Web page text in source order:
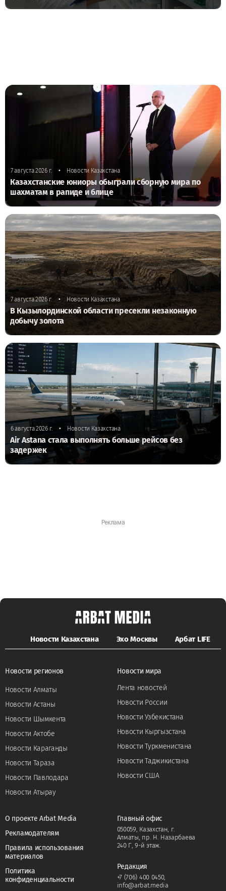
7 августа 2026 г. • Новости Казахстана
Казахстанские юниоры обыграли сборную мира по
шахматам в рапиде и блице
7 августа 2026 г. • Новости Казахстана
В Кызылординской области пресекли незаконную
добычу золота
6 августа 2026 г. • Новости Казахстана
Air Astana стала выполнять больше рейсов без
задержек
Новости Казахстана Эхо Москвы Арбат LIFE
Новости регионов
Новости Алматы
Новости Астаны
Новости Шымкента
Новости Актобе
Новости Караганды
Новости Тараза
Новости Павлодара
Новости Атырау
Новости мира
Лента новостей
Новости России
Новости Узбекистана
Новости Кыргызстана
Новости Туркменистана
Новости Таджикистана
Новости США
О проекте Arbat Media
Рекламодателям
Правила использования
материалов
Политика
конфиденциальности
Главный офис
050059, Казахстан, г.
Алматы, пр. Н. Назарбаева
240 Г, 9-й этаж.
Редакция
+7 (706) 400 0450,
info@arbat.media